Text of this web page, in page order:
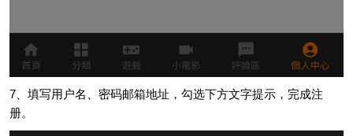
7、填写用户名、密码邮箱地址，勾选下方文字提示，完成注
册。